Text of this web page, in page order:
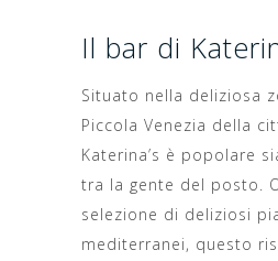
Il bar di
Situato nella deliziosa
Piccola Venezia della
Katerina’s è popolare
tra la gente del posto.
selezione di deliziosi
mediterranei, questo